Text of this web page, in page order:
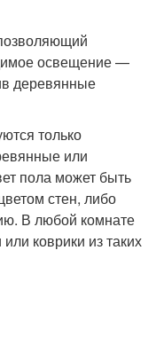
освещение —
деревянные
только
или
пола может быть
стен, либо
В любой комнате
коврики из таких